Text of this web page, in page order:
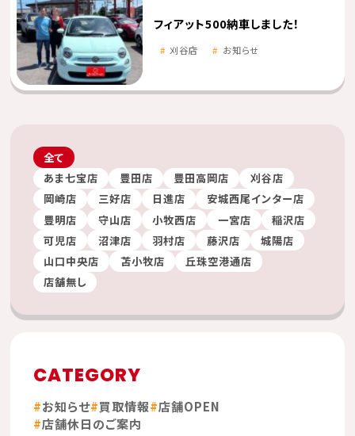
フィアット500納車しました！
刈谷店 お知らせ
全て
あま七宝店
豊田店 豊田高岡店
刈谷店
岡崎店
三好店 日進店
安城西尾インター店
豊明店
守山店 小牧西店 一宮店
稲沢店
可児店
沼津店 羽村店 藤沢店
城陽店
山口中央店
苫小牧店
丘珠空港通店
店舗無し
CATEGORY
お知らせ 買取情報 店舗OPEN
店舗休日のご案内